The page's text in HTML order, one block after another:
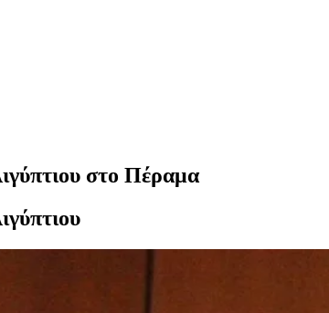
στο Πέραμα